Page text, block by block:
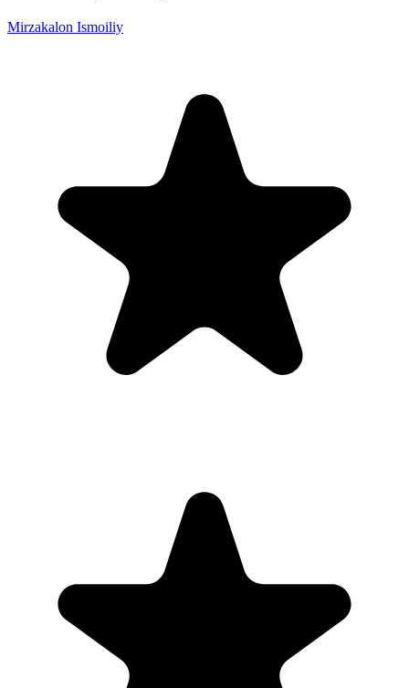
Mirzakalon Ismoiliy